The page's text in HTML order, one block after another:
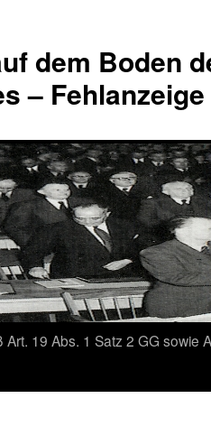
dem Boden
–
19 Abs. 1 Satz 2 GG sowie